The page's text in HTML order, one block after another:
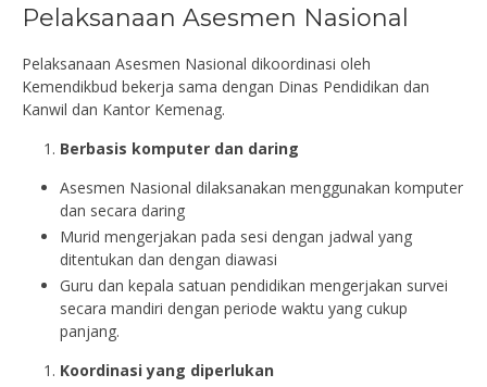
Pelaksanaan Asesmen Nasional
Pelaksanaan Asesmen Nasional dikoordinasi oleh
Kemendikbud bekerja sama dengan Dinas Pendidikan dan
Kanwil dan Kantor Kemenag.
Berbasis komputer dan daring
Asesmen Nasional dilaksanakan menggunakan komputer
dan secara daring
Murid mengerjakan pada sesi dengan jadwal yang
ditentukan dan dengan diawasi
Guru dan kepala satuan pendidikan mengerjakan survei
secara mandiri dengan periode waktu yang cukup
panjang.
Koordinasi yang diperlukan